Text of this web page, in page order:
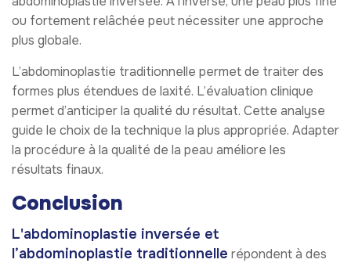
ou fortement relâchée peut nécessiter une approche
plus globale.
L’abdominoplastie traditionnelle permet de traiter des
formes plus étendues de laxité. L’évaluation clinique
permet d’anticiper la qualité du résultat. Cette analyse
guide le choix de la technique la plus appropriée. Adapter
la procédure à la qualité de la peau améliore les
résultats finaux.
Conclusion
L'abdominoplastie inversée et
l’abdominoplastie traditionnelle répondent à des